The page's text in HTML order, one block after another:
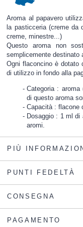
Aroma al papavero
la pasticceria (creme da
creme, minestre...)
Questo aroma non
semplicemente destinato
Ogni flaconcino è dotato
di utilizzo in fondo alla
Categoria :
di questo aroma
Capacità : flacone
Dosaggio : 1 ml di
aromi.
PIÙ
PUNTI FEDELTÀ
CONSEGNA
PAGAMENTO